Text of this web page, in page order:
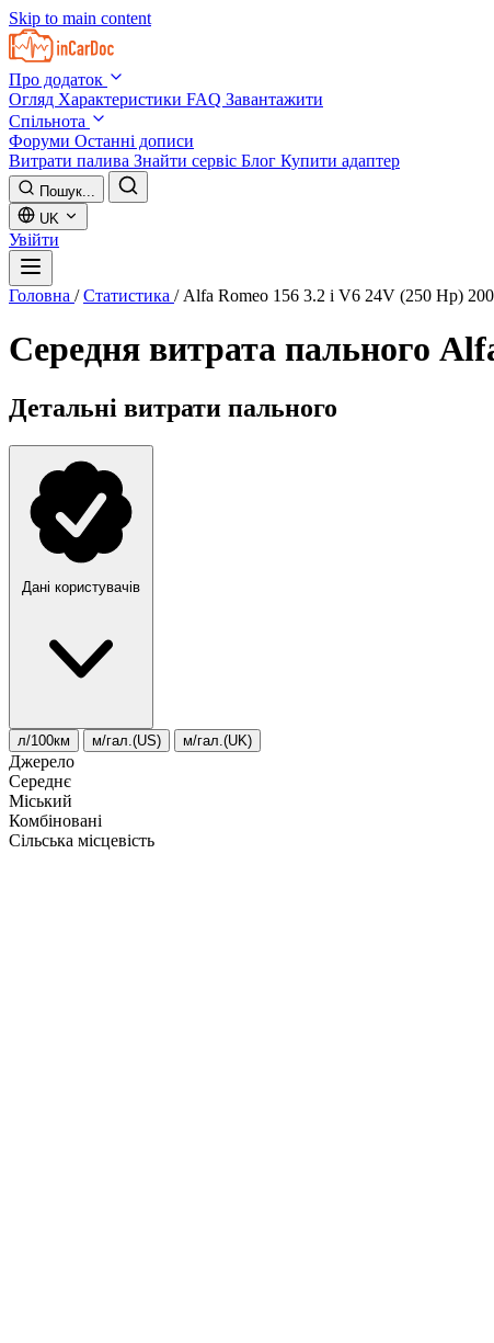
Skip to main content
Про додаток
Огляд Характеристики FAQ Завантажити
Спільнота
Форуми Останні дописи
Витрати палива Знайти сервіс Блог Купити адаптер
Пошук...
UK
Увійти
Головна / Статистика / Alfa Romeo 156 3.2 i V6 24V (250 Hp)
Середня витрата пального
Детальні витрати пального
Дані користувачів
л/100км м/гал.(US) м/гал.(UK)
Джерело
Середнє
Міський
Комбіновані
Сільська місцевість